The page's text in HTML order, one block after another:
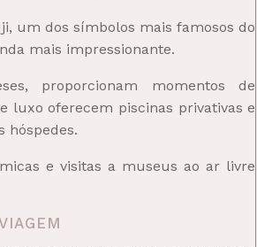
um dos símbolos mais famosos do
mais impressionante.
proporcionam momentos de
luxo oferecem piscinas privativas e
hóspedes.
e visitas a museus ao ar livre